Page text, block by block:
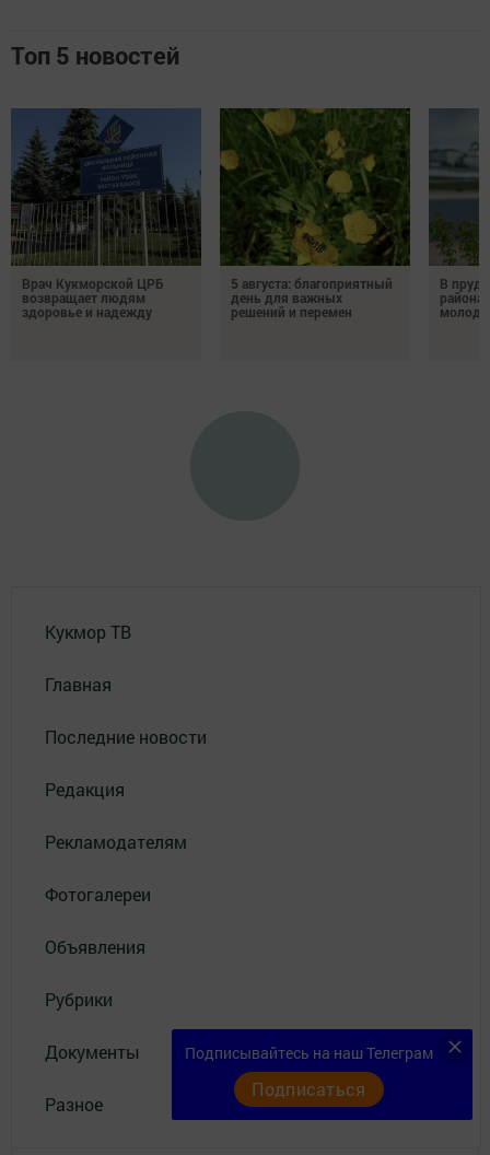
Топ 5 новостей
Врач Кукморской ЦРБ
возвращает людям
здоровье и надежду
5 августа: благоприятный
день для важных
решений и перемен
В
района
Кукмор ТВ
Главная
Последние новости
Редакция
Рекламодателям
Фотогалереи
Объявления
Рубрики
Документы
Разное
Подписывайтесь на наш Телеграм
Подписаться